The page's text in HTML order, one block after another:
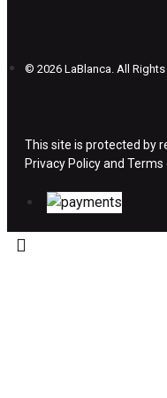
ΔΙΚΑΙΩΜΑ
Η επιστροφή
Το προϊόν θα
© 2026 LaBlanca. All Rights
This site is protected by
Privacy Policyand Terms